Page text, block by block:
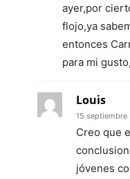
ayer,por
flojo,ya
entonces
para mi
Louis
15 septiembre
Creo que
jóvenes